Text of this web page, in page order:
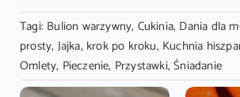
Tagi: Bulion warzywny, Cukinia, Dania dla
prosty, Jajka, krok po kroku, Kuchnia
Omlety, Pieczenie, Przystawki,Śniadanie